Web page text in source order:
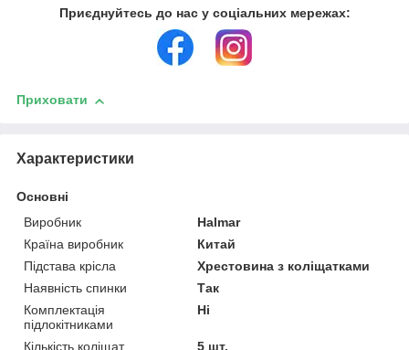
Приєднуйтесь до нас у соціальних мережах:
Приховати
Характеристики
Основні
Виробник
Halmar
Країна виробник
Китай
Підстава крісла
Хрестовина з коліщатками
Наявність спинки
Так
Комплектація
підлокітниками
Ні
Кількість коліщат 5 шт.